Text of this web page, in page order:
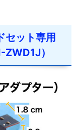
セット専用
）